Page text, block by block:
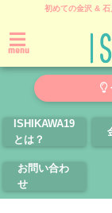
初めての金沢 &
menu
ISHIKAWA19
とは？
お問い合わ
せ